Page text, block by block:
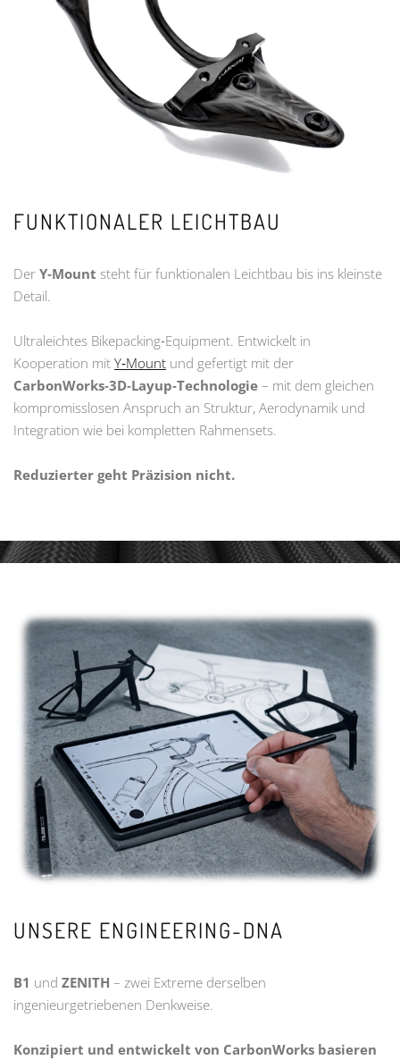
FUNKTIONALER LEICHTBAU
Der Y‑Mount steht für funktionalen Leichtbau bis ins kleinste
Detail.
Ultraleichtes Bikepacking‑Equipment. Entwickelt in
Kooperation mit Y‑Mount und gefertigt mit der
CarbonWorks‑3D‑Layup‑Technologie – mit dem gleichen
kompromisslosen Anspruch an Struktur, Aerodynamik und
Integration wie bei kompletten Rahmensets.
Reduzierter geht Präzision nicht.
UNSERE ENGINEERING-DNA
B1 und ZENITH – zwei Extreme derselben
ingenieurgetriebenen Denkweise.
Konzipiert und entwickelt von CarbonWorks basieren